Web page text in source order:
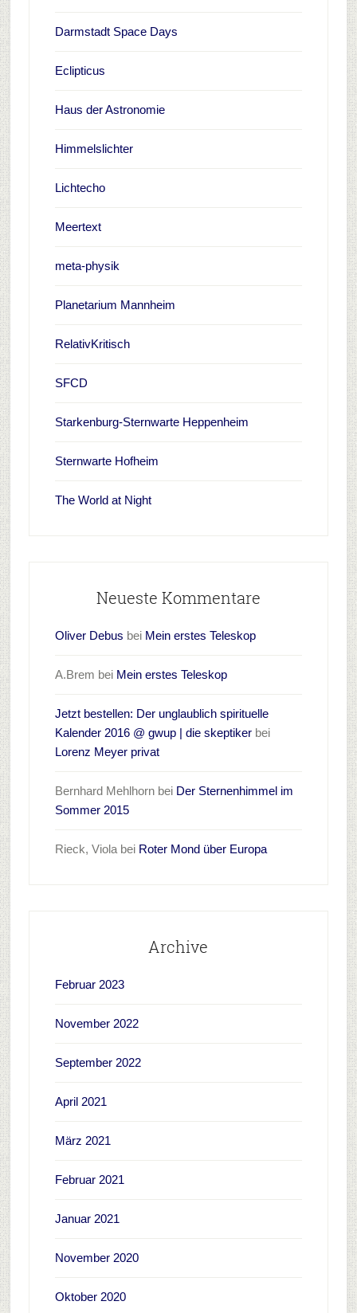
Darmstadt Space Days
Eclipticus
Haus der Astronomie
Himmelslichter
Lichtecho
Meertext
meta-physik
Planetarium Mannheim
RelativKritisch
SFCD
Starkenburg-Sternwarte Heppenheim
Sternwarte Hofheim
The World at Night
Neueste Kommentare
Oliver Debus bei Mein erstes Teleskop
A.Brem bei Mein erstes Teleskop
Jetzt bestellen: Der unglaublich spirituelle
Kalender 2016 @ gwup | die skeptikerbei
Lorenz Meyer privat
Bernhard Mehlhornbei Der Sternenhimmel im
Sommer 2015
Rieck, Violabei Roter Mond über Europa
Archive
Februar 2023
November 2022
September 2022
April 2021
März 2021
Februar 2021
Januar 2021
November 2020
Oktober 2020